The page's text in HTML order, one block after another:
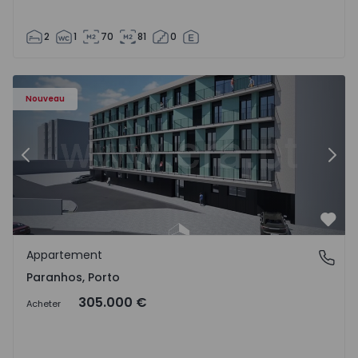
2 1 70 81 0
Nouveau
Appartement T1 Porto, Paranhos - 1575706 - 8
Précédent
Paranhos, Porto
Appartement
Paranhos, Porto
Acheter 305.000 €